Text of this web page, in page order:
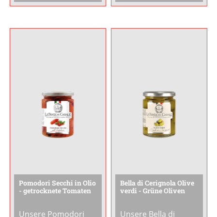
Goldgelbes Olivenöl
sich mit einer
aromatisch...
mit Weinessig,
Gewuerzen eingelegt
suesse Note.Serviere
Pomodori Secchi in Olio
- getrocknete Tomaten
Unsere Pomodori
Bella di Cerignola Olive
verdi - Grüne Oliven
Unsere Bella di